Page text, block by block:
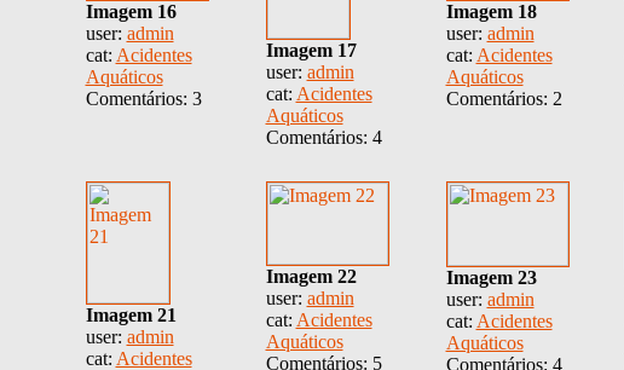
Imagem 16
user: admin
cat: Acidentes
Aquáticos
Comentários: 3
Imagem 17
user: admin
cat: Acidentes
Aquáticos
Comentários: 4
Imagem 18
user: admin
cat: Acidentes
Aquáticos
Comentários: 2
Imagem 21
user: admin
cat: Acidentes
Imagem 22
user: admin
cat: Acidentes
Aquáticos
Comentários: 5
Imagem 23
user: admin
cat: Acidentes
Aquáticos
Comentários: 4